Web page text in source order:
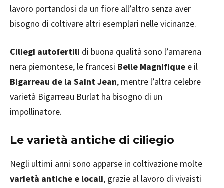
lavoro portandosi da un fiore all’altro senza aver
bisogno di coltivare altri esemplari nelle vicinanze.
Ciliegi autofertili di buona qualità sono l’amarena
nera piemontese, le francesi Belle Magnifique e il
Bigarreau de la Saint Jean, mentre l’altra celebre
varietà Bigarreau Burlat ha bisogno di un
impollinatore.
Le varietà antiche di ciliegio
Negli ultimi anni sono apparse in coltivazione molte
varietà antiche e locali, grazie al lavoro di vivaisti